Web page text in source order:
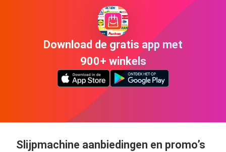
Download de gratis app met
900+ winkels
Slijpmachine aanbiedingen en promo’s